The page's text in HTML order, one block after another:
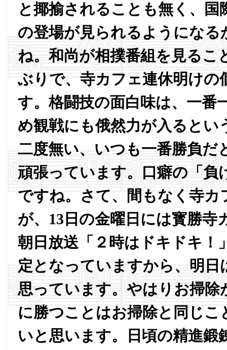
と揶揄されることも無く、国
の登場が見られるようになる
ね。和尚が相撲番組を見るこ
ぶりで、寺カフェ連休明けの
す。格闘技の面白味は、一番
め観戦にも俄然力が入るとい
二度無い、いつも一番勝負だ
頑張っています。口癖の「負
ですね。さて、間もなく寺カ
が、13日の金曜日には寳勝寺
朝日放送「２時はドキドキ！
定となっていますから、明日
思っています。やはりお掃
に勝つことはお掃除と同じこ
いと思います。日頃の精進鍛